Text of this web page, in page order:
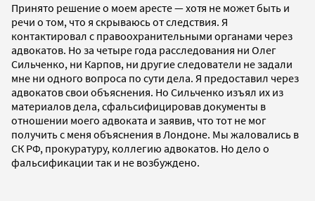
Принято решение о моем аресте — хотя не может быть и
речи о том, что я скрываюсь от следствия. Я
контактировал с правоохранительными органами через
адвокатов. Но за четыре года расследования ни Олег
Сильченко, ни Карпов, ни другие следователи не задали
мне ни одного вопроса по сути дела. Я предоставил через
адвокатов свои объяснения. Но Сильченко изъял их из
материалов дела, сфальсифицировав документы в
отношении моего адвоката и заявив, что тот не мог
получить с меня объяснения в Лондоне. Мы жаловались в
СК РФ, прокуратуру, коллегию адвокатов. Но дело о
фальсификации так и не возбуждено.